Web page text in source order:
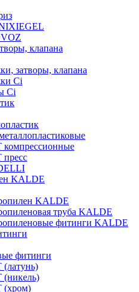
клапана
затворы, клапана
Ci
Ci
компрессионные
пресс
KALDE
KALDE
труба KALDE
фитинги KALDE
фитинги
(латунь)
(никель)
(хром)